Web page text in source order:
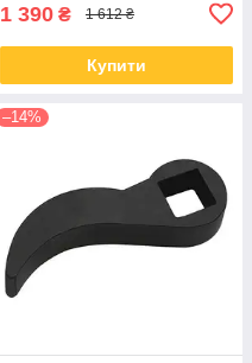
1 390 ₴ 1 612 ₴
Купити
–14%